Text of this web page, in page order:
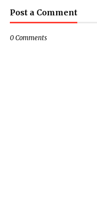
Post a Comment
0 Comments